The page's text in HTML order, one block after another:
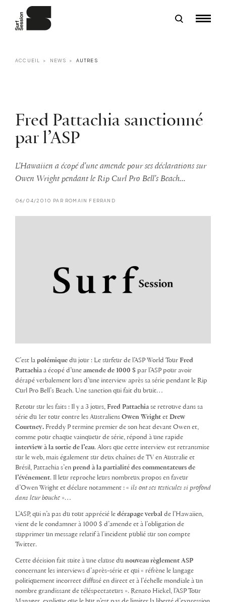
ACCUEIL NEWS AUTRES
Fred Pattachia sanctionné
par l’ASP
L'Hawaiien a écopé d'une amende pour ses déclarations sur
Owen Wright pendant le Rip Curl Pro Bell's Beach...
06/04/2010 PAR ROMAIN FERRAND
C’est la polémique du jour : Le surfeur de l’ASP World Tour Fred
Pattachia a écopé d’une amende de 1000 $ par l’ASP pour avoir
dérapé verbalement lors d’une interview après sa série pendant le Rip
Curl Pro Bell’s Beach. Une sanction qui fait du bruit…
Retour sur les faits : Il y a 3 jours, Fred Pattachia se retrouve dans sa
série du 1er tour contre les Australiens Owen Wright et Drew
Courtney. Freddy P termine premier de son heat devant Owen et,
comme pour chaque vainqueur de série, répond à une rapide
interview à la sortie de l’eau. Alors que cette interview est retransmise
sur le web, mais également sur deux chaînes de TV en Australie et
Brésil, Pattachia s’en prend à la partialité des commentateurs de
l’événement. Il leur reproche leurs nombreux propos en faveur
d’Owen Wright et déclare notamment : « ils ont ses testicules si profond
dans leur bouche »…
L’ASP, qui n’a pas du tout apprécié le dérapage verbal de l’Hawaiien,
vient de le condamner à 1000 $ d’amende et à l’obligation de
supprimer un message relatif à l’incident publié sur son compte
Twitter.
Cette décision fait suite à une clause du nouveau règlement ASP
concernant les interviews d’après-série et qui « réfrène le langage
politiquement incorrect diffusé en direct et à l’échelle mondiale à un
nombre grandissant de téléspectateurs ». Renato Hickel, l’ASP Tour